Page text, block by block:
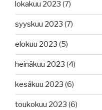
lokakuu 2023 (7)
syyskuu 2023 (7)
elokuu 2023 (5)
heinäkuu 2023 (4)
kesäkuu 2023 (6)
toukokuu 2023 (6)